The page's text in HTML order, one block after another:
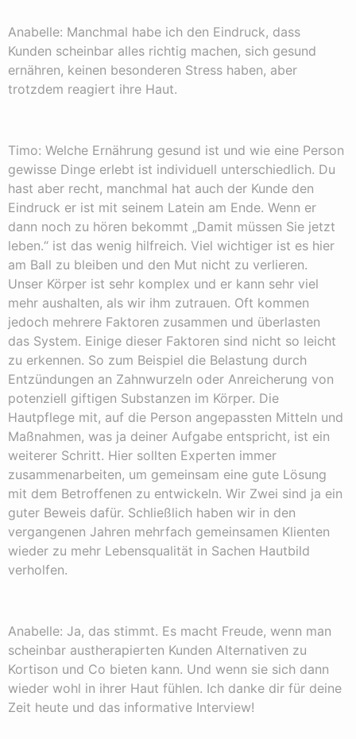
Anabelle: Manchmal habe ich den Eindruck, dass
Kunden scheinbar alles richtig machen, sich gesund
ernähren, keinen besonderen Stress haben, aber
trotzdem reagiert ihre Haut.
Timo: Welche Ernährung gesund ist und wie eine Person
gewisse Dinge erlebt ist individuell unterschiedlich. Du
hast aber recht, manchmal hat auch der Kunde den
Eindruck er ist mit seinem Latein am Ende. Wenn er
dann noch zu hören bekommt „Damit müssen Sie jetzt
leben.“ ist das wenig hilfreich. Viel wichtiger ist es hier
am Ball zu bleiben und den Mut nicht zu verlieren.
Unser Körper ist sehr komplex und er kann sehr viel
mehr aushalten, als wir ihm zutrauen. Oft kommen
jedoch mehrere Faktoren zusammen und überlasten
das System. Einige dieser Faktoren sind nicht so leicht
zu erkennen. So zum Beispiel die Belastung durch
Entzündungen an Zahnwurzeln oder Anreicherung von
potenziell giftigen Substanzen im Körper. Die
Hautpflege mit, auf die Person angepassten Mitteln und
Maßnahmen, was ja deiner Aufgabe entspricht, ist ein
weiterer Schritt. Hier sollten Experten immer
zusammenarbeiten, um gemeinsam eine gute Lösung
mit dem Betroffenen zu entwickeln. Wir Zwei sind ja ein
guter Beweis dafür. Schließlich haben wir in den
vergangenen Jahren mehrfach gemeinsamen Klienten
wieder zu mehr Lebensqualität in Sachen Hautbild
verholfen.
Anabelle: Ja, das stimmt. Es macht Freude, wenn man
scheinbar austherapierten Kunden Alternativen zu
Kortison und Co bieten kann. Und wenn sie sich dann
wieder wohl in ihrer Haut fühlen. Ich danke dir für deine
Zeit heute und das informative Interview!